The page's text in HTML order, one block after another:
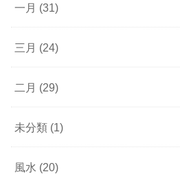
一月 (31)
三月 (24)
二月 (29)
未分類 (1)
風水 (20)